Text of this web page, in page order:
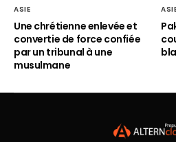
ASIE
Une chrétienne enlevée et
convertie de force confiée
par un tribunal à une
musulmane